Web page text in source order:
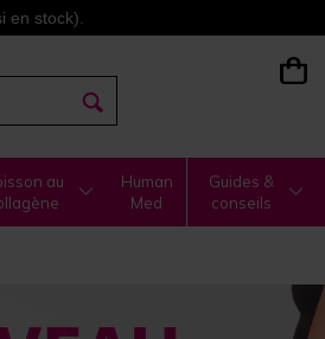
en stock).
au
Human
Med
Guides &
conseils